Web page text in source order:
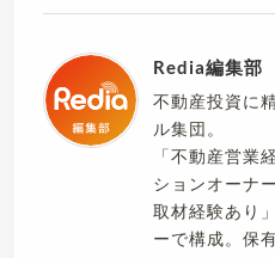
Redia編集部
不動産投資に
ル集団。
「不動産営業
ションオーナ
取材経験あり
ーで構成。保